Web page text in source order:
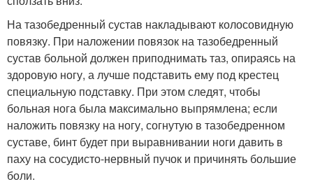
На тазобедренный сустав накладывают колосовидную
повязку. При наложении повязок на тазобедренный
сустав больной должен приподнимать таз, опираясь на
здоровую ногу, а лучше подставить ему под крестец
специальную подставку. При этом следят, чтобы
больная нога была максимально выпрямлена; если
наложить повязку на ногу, согнутую в тазобедренном
суставе, бинт будет при выравнивании ноги давить в
паху на сосудисто-нервный пучок и причинять большие
боли.